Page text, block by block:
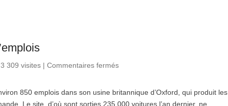
3 309 visites | Commentaires fermés
850 emplois dans son usine britannique d’Oxford, qui produit les
Le site, d’où sont sorties 235.000 voitures l’an dernier, ne